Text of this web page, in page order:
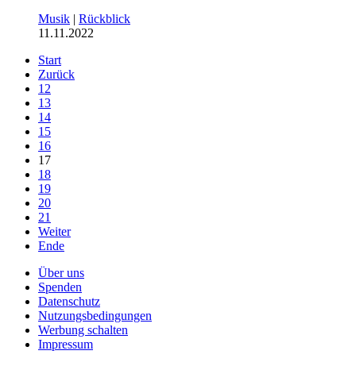
Musik | Rückblick
11.11.2022
Start
Zurück
12
13
14
15
16
17
18
19
20
21
Weiter
Ende
Über uns
Spenden
Datenschutz
Nutzungsbedingungen
Werbung schalten
Impressum